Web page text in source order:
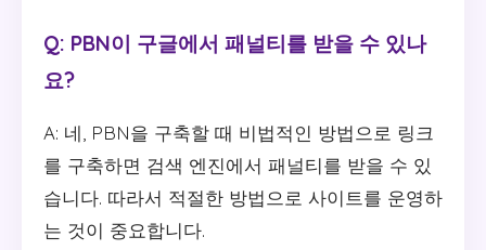
Q: PBN이 구글에서 패널티를 받을 수 있나
요?
A: 네, PBN을 구축할 때 비법적인 방법으로 링크
를 구축하면 검색 엔진에서 패널티를 받을 수 있
습니다. 따라서 적절한 방법으로 사이트를 운영하
는 것이 중요합니다.